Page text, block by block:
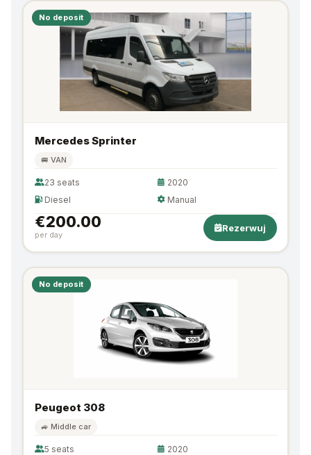
No deposit
Mercedes Sprinter
🚐 VAN
23 seats
2020
Diesel
Manual
€200.00
per day
Rezerwuj
No deposit
Peugeot 308
🚙 Middle car
5 seats
2020